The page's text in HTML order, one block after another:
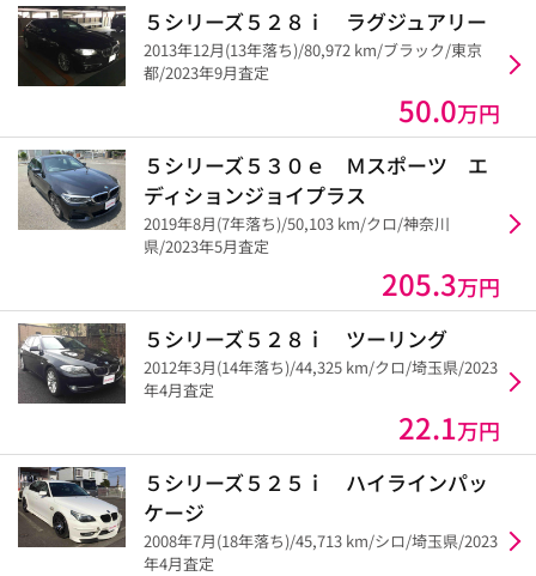
５シリーズ５２８ⅰ ラグジュアリー
2013年12月(13年落ち)/80,972 km/ブラック/東京
都/2023年9月査定
50.0万円
５シリーズ５３０ｅ Ｍスポーツ エ
ディションジョイプラス
2019年8月(7年落ち)/50,103 km/クロ/神奈川
県/2023年5月査定
205.3万円
５シリーズ５２８ｉ ツーリング
2012年3月(14年落ち)/44,325 km/クロ/埼玉県/2023
年4月査定
22.1万円
５シリーズ５２５ｉ ハイラインパッ
ケージ
2008年7月(18年落ち)/45,713 km/シロ/埼玉県/2023
年4月査定